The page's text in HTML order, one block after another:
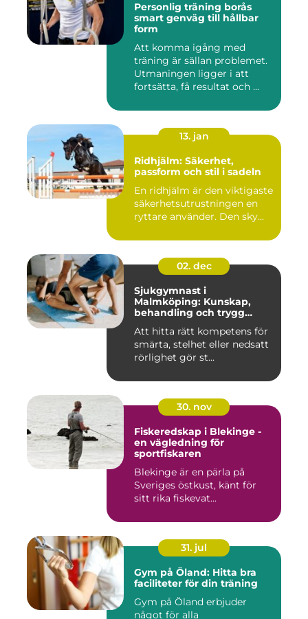
Personlig träning borås
smart genväg till hållbar
form
Att komma igång med
träning är sällan problemet.
Utmaningen ligger i att
fortsätta, få resultat och ...
13. jan
Ridhjälm: Säkerhet,
passform och stil i sadeln
En ridhjälm är den viktigaste
säkerhetsutrustningen en
ryttare använder. Den sky...
02. dec
Sjukgymnast i
Malmköping: Kunskap,
behandling och trygg
Att hitta rätt kompetens för
smärta, stelhet eller nedsatt
rörlighet gör st...
30. nov
Fiskeredskap i Blekinge -
en vägledning för
sportfiskaren
Blekinge är en pärla på
Sveriges östkust, känt för
sitt rika fiskevat...
31. jul
Gym på Öland: Hitta bra
faciliteter för din träning
Gym på Öland erbjuder
något för alla